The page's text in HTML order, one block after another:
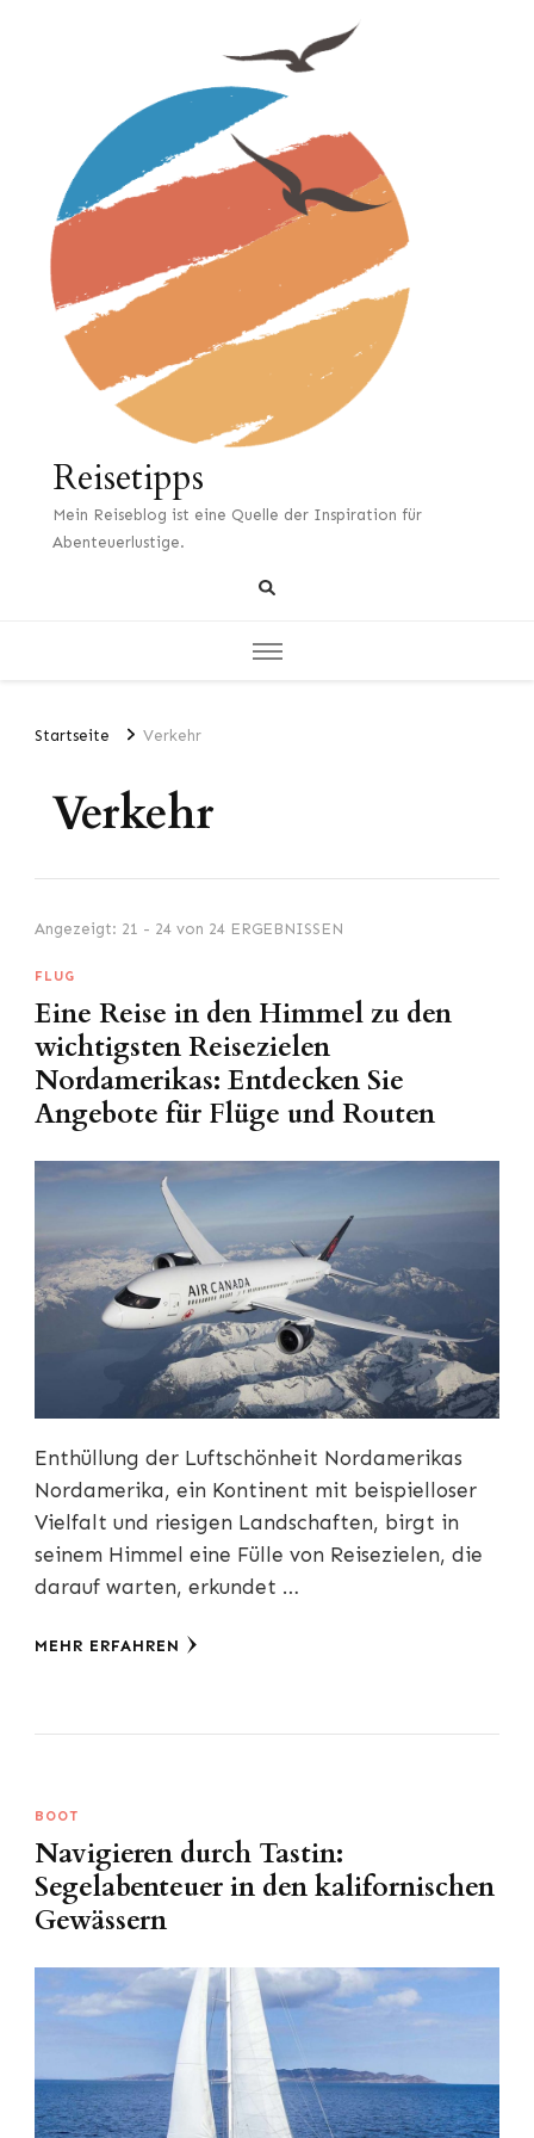
Reisetipps
Mein Reiseblog ist eine Quelle der Inspiration für
Abenteuerlustige.
Startseite Verkehr
Verkehr
Angezeigt: 21 - 24 von 24 ERGEBNISSEN
FLUG
Eine Reise in den Himmel zu den
wichtigsten Reisezielen
Nordamerikas: Entdecken Sie
Angebote für Flüge und Routen
Enthüllung der Luftschönheit Nordamerikas
Nordamerika, ein Kontinent mit beispielloser
Vielfalt und riesigen Landschaften, birgt in
seinem Himmel eine Fülle von Reisezielen, die
darauf warten, erkundet …
MEHR ERFAHREN
BOOT
Navigieren durch Tastin:
Segelabenteuer in den kalifornischen
Gewässern